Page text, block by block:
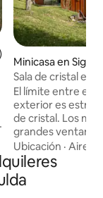
promedio: 4.94 de
Minicasa en
Sala de cristal en
naturaleza
El límite entre el
exterior es
de cristal. Los
grandes
interior y la
la naturaleza. Es
comodidad, pero
naturaleza
Ubicación ·Aire